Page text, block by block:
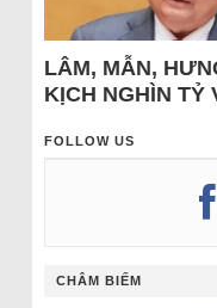
LÂM, MẪN,
KỊCH NGHÌN TỶ
FOLLOW US
CHÂM BIẾM